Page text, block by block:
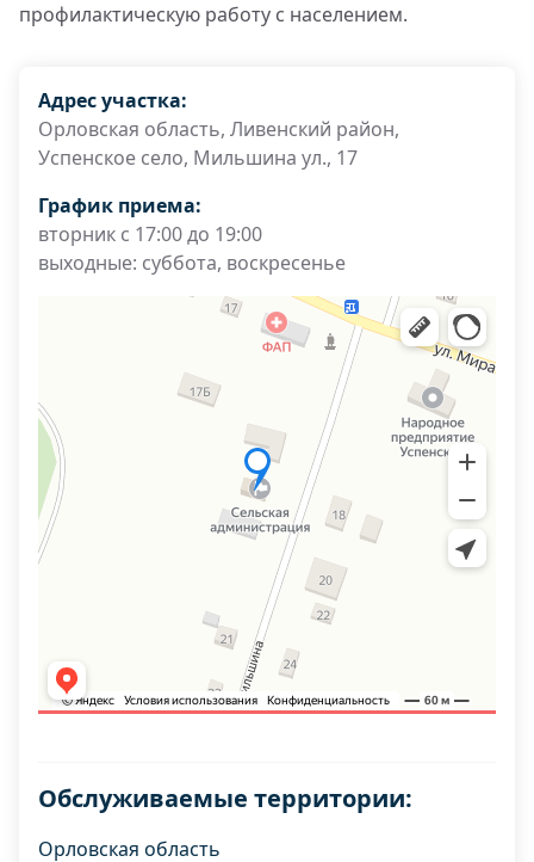
профилактическую работу с населением.
Адрес участка:
Орловская область, Ливенский район,
Успенское село, Мильшина ул., 17
График приема:
вторник с 17:00 до 19:00
выходные: суббота, воскресенье
Обслуживаемые территории:
Орловская область